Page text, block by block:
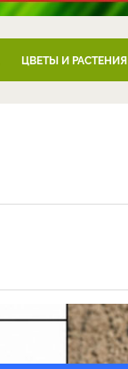
ЦВЕТЫ И РАСТЕНИЯ